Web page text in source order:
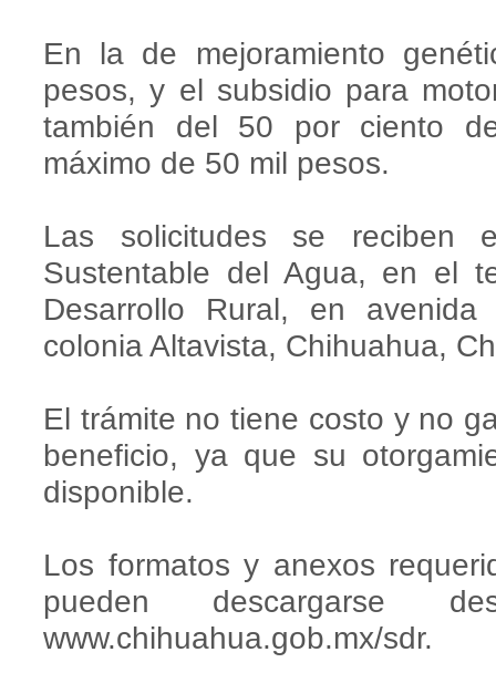
En la de mejoramiento
pesos, y el subsidio para
también del 50 por ciento
máximo de 50 mil pesos.
Las solicitudes se reciben
Sustentable del Agua, en el
Desarrollo Rural, en
colonia Altavista, Chihuahua,
El trámite no tiene costo y no
beneficio, ya que su
disponible.
Los formatos y anexos
pueden descargarse
www.chihuahua.gob.mx/sdr.